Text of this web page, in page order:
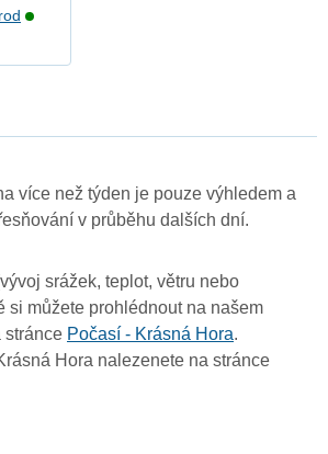
více než týden je pouze výhledem a
v průběhu dalších dní.
srážek, teplot, větru nebo
si můžete prohlédnout na našem
stránce Počasí - Krásná Hora.
Hora nalezenete na stránce